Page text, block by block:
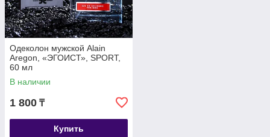
Одеколон мужской Alain
Aregon, «ЭГОИСТ», SPORT,
60 мл
В наличии
1 800 ₸
Купить